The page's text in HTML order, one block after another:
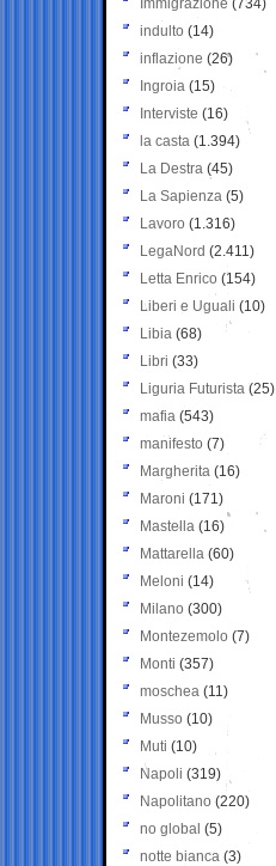
Immigrazione (734)
indulto (14)
inflazione (26)
Ingroia (15)
Interviste (16)
la casta (1.394)
La Destra (45)
La Sapienza (5)
Lavoro (1.316)
LegaNord (2.411)
Letta Enrico (154)
Liberi e Uguali (10)
Libia (68)
Libri (33)
Liguria Futurista (25)
mafia (543)
manifesto (7)
Margherita (16)
Maroni (171)
Mastella (16)
Mattarella (60)
Meloni (14)
Milano (300)
Montezemolo (7)
Monti (357)
moschea (11)
Musso (10)
Muti (10)
Napoli (319)
Napolitano (220)
no global (5)
notte bianca (3)